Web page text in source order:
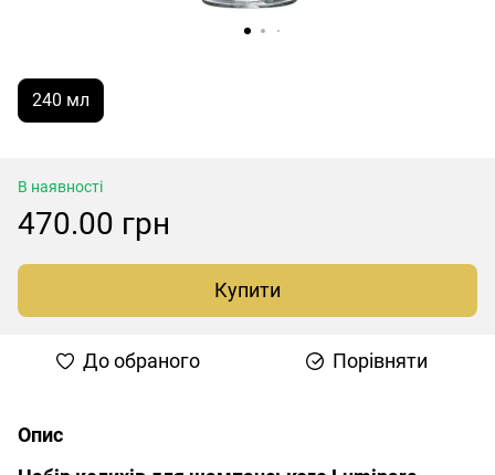
240 мл
В наявності
470.00 грн
Купити
До обраного Порівняти
Опис